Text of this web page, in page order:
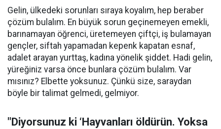
Gelin, ülkedeki sorunları sıraya koyalım, hep beraber
çözüm bulalım. En büyük sorun geçinemeyen emekli,
barınamayan öğrenci, üretemeyen çiftçi, iş bulamayan
gençler, siftah yapamadan kepenk kapatan esnaf,
adalet arayan yurttaş, kadına yönelik şiddet. Hadi gelin,
yüreğiniz varsa önce bunlara çözüm bulalım. Var
mısınız? Elbette yoksunuz. Çünkü size, saraydan
böyle bir talimat gelmedi, gelmiyor.
"Diyorsunuz ki ‘Hayvanları öldürün. Yoksa